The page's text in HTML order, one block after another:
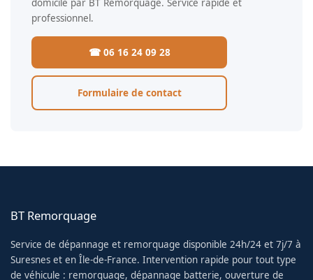
domicile par BT Remorquage. Service rapide et
professionnel.
☎ 06 16 24 09 28
Formulaire de contact
BT Remorquage
Service de dépannage et remorquage disponible 24h/24 et 7j/7 à
Suresnes et en Île-de-France. Intervention rapide pour tout type
de véhicule : remorquage, dépannage batterie, ouverture de